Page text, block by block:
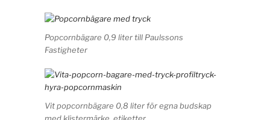
Popcornbägare 0,9 liter till Paulssons
Fastigheter
Vit popcornbägare 0,8 liter för egna budskap